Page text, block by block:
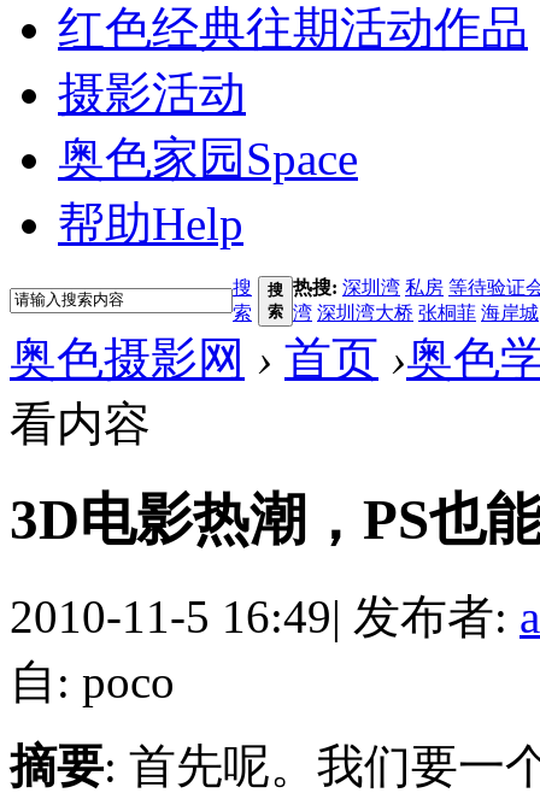
红色经典往期活动作品
摄影活动
奥色家园 Space
帮助Help
搜
索
搜
索
热搜: 深圳湾 私房 等待验证
湾 深圳湾大桥 张桐菲 海岸城
奥色摄影网 › 首页 ›奥色
看内容
3D电影热潮，PS也
2010-11-5 16:49| 发布者:
自: poco
摘要: 首先呢。我们要一